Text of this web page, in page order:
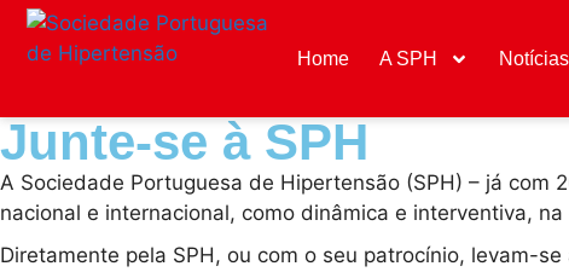
Home A SPH Notícias
Junte-se à SPH
A Sociedade Portuguesa de Hipertensão (SPH) – já
nacional e internacional, como dinâmica e interventiva,
Diretamente pela SPH, ou com o seu patrocínio, levam-